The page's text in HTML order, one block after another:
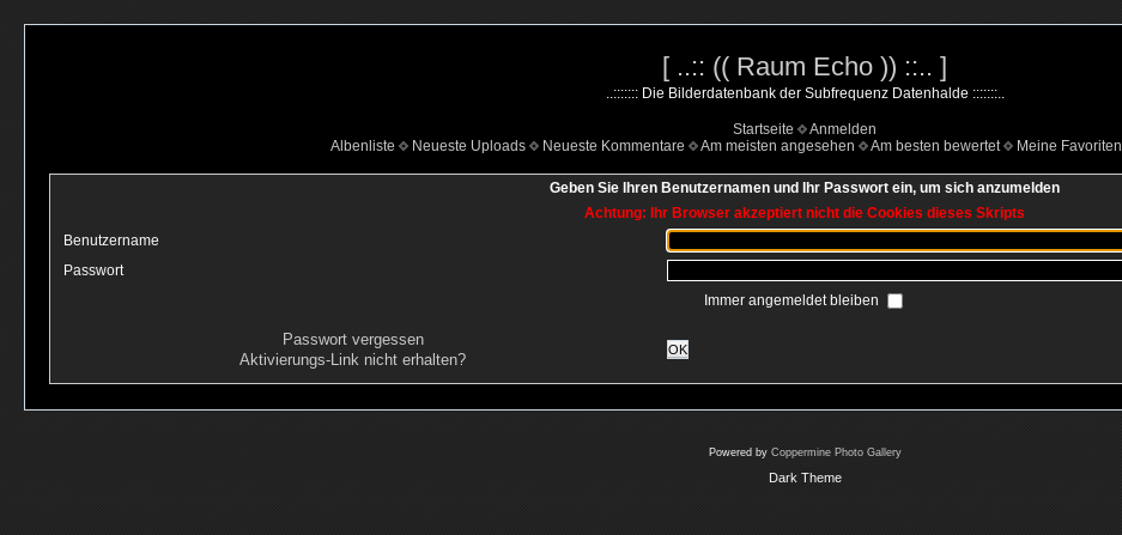
[ ..:: (( Raum Echo )) ::.. ]
..::::::: Die Bilderdatenbank der Subfrequenz Datenhalde :::::::..
Startseite
Anmelden
Albenliste
Neueste Uploads Neueste Kommentare Am meisten angesehen Am besten bewertet Meine Favoriten
Geben Sie Ihren Benutzernamen und Ihr Passwort ein, um sich anzumelden
Achtung: Ihr Browser akzeptiert nicht die Cookies dieses Skripts
Benutzername
Passwort
Immer angemeldet bleiben
Passwort vergessen
Aktivierungs-Link nicht erhalten?
OK
Powered by Coppermine Photo Gallery
Dark Theme